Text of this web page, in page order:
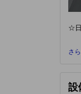
☆
さ
設